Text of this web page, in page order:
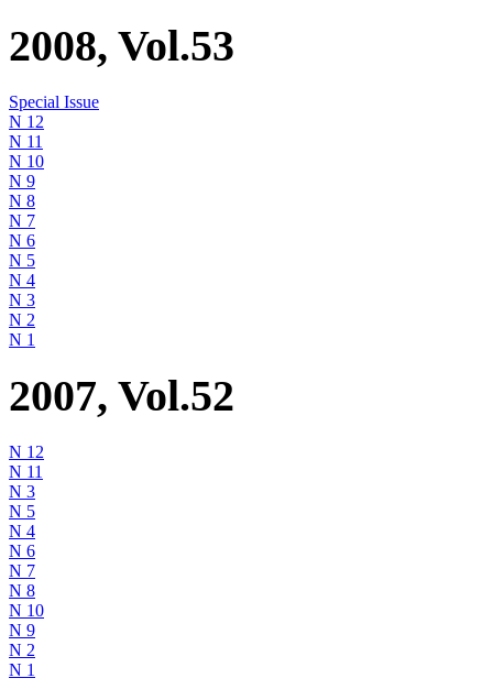
2008, Vol.53
Special Issue
N 12
N 11
N 10
N 9
N 8
N 7
N 6
N 5
N 4
N 3
N 2
N 1
2007, Vol.52
N 12
N 11
N 3
N 5
N 4
N 6
N 7
N 8
N 10
N 9
N 2
N 1